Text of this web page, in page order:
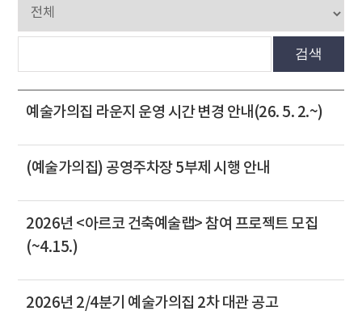
검색
예술가의집 라운지 운영 시간 변경 안내(26. 5. 2.~)
(예술가의집) 공영주차장 5부제 시행 안내
2026년 <아르코 건축예술랩> 참여 프로젝트 모집
(~4.15.)
2026년 2/4분기 예술가의집 2차 대관 공고